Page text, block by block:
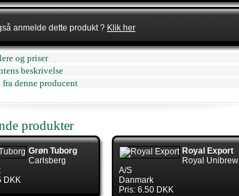
anmelde dette produkt ? Klik her
og priser
beskrivelse
denne producent
produkter
Grøn Tuborg
Carlsberg
DKK
Royal Export
Royal Unibrew
A/S
Danmark
Pris: 6.50 DKK